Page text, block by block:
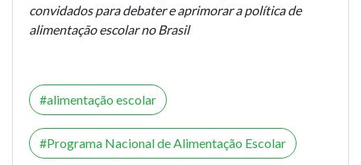
convidados para debater e aprimorar a política de
alimentação escolar no Brasil
alimentação escolar
Programa Nacional de Alimentação Escolar